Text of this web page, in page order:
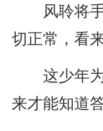
风聆将手
切正常，看
这少年为
来才能知道